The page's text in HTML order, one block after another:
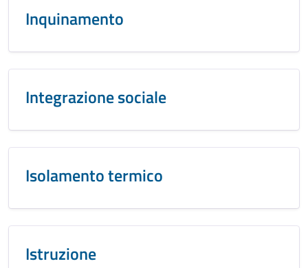
Inquinamento
Integrazione sociale
Isolamento termico
Istruzione